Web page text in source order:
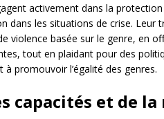
activement dans la
dans les situations de crise. Leur
violence basée sur le genre, en
tout en plaidant pour des
promouvoir l’égalité des genres.
capacités et de